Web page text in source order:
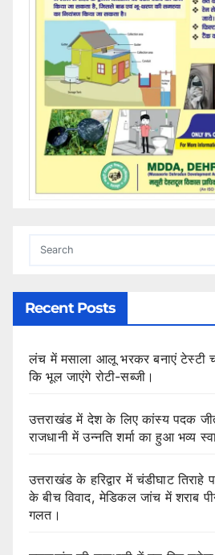
Recent Posts
लंच में मसाला आलू भरकर बनाएं टेस्टी
कि भूल जाएंगे रोटी-सब्जी।
उत्तराखंड में देश के लिए कांस्य पदक
राजधानी में उन्नति शर्मा का हुआ भव्य
उत्तराखंड के हरिद्वार में चंडीघाट
के बीच विवाद, मेडिकल जांच में शराब
गलत।